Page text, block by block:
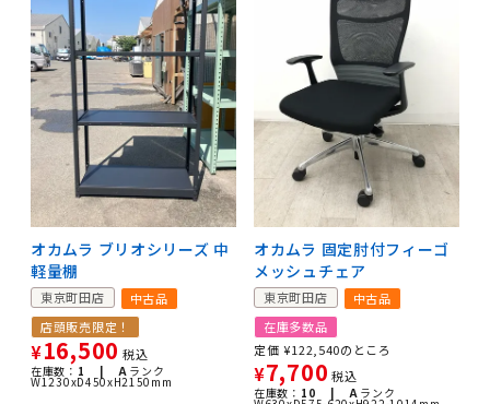
オカムラ ブリオシリーズ 中
軽量棚
東京町田店
中古品
店頭販売限定！
¥16,500 税込
在庫数： 1 | A ランク
W1230xD450xH2150mm
オカムラ 固定肘付フィーゴ
メッシュチェア
東京町田店
中古品
在庫多数品
定価 ¥122,540のところ
¥7,700 税込
在庫数： 10 | A ランク